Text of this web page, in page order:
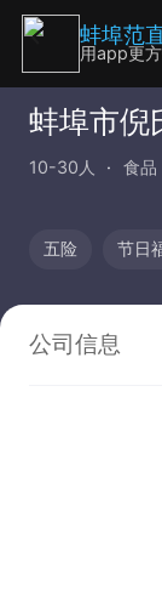
蚌埠市倪
10-30人 食品
五险 节日
公司信息
蚌埠范
用app更方